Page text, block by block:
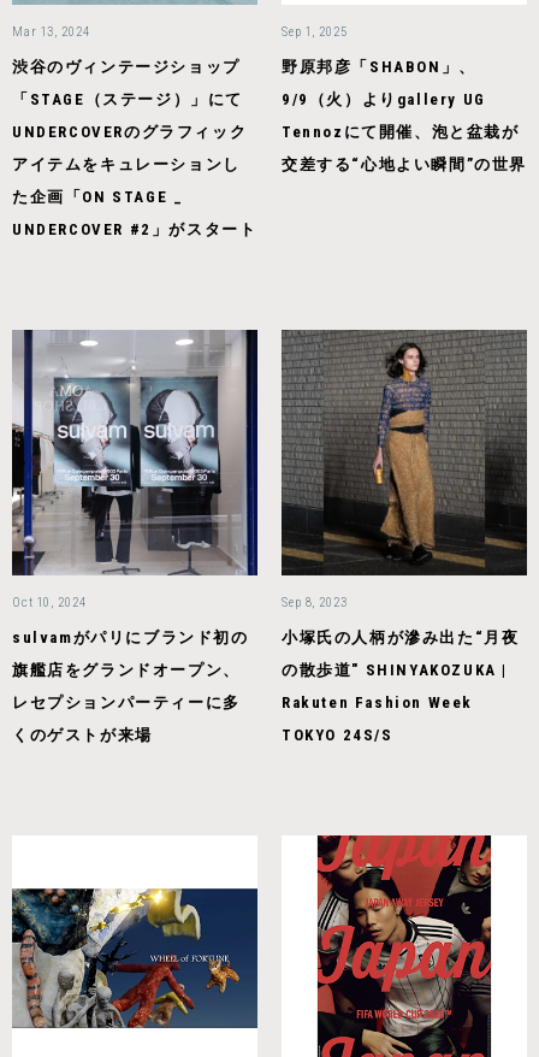
Mar 13, 2024
渋谷のヴィンテージショップ
「STAGE（ステージ）」にて
UNDERCOVERのグラフィック
アイテムをキュレーションし
た企画「ON STAGE _
UNDERCOVER #2」がスタート
Sep 1, 2025
野原邦彦「SHABON」、
9/9（火）よりgallery UG
Tennozにて開催、泡と盆栽が
交差する“心地よい瞬間”の世界
Oct 10, 2024
sulvamがパリにブランド初の
旗艦店をグランドオープン、
レセプションパーティーに多
くのゲストが来場
Sep 8, 2023
小塚氏の人柄が滲み出た“月夜
の散歩道" SHINYAKOZUKA |
Rakuten Fashion Week
TOKYO 24S/S